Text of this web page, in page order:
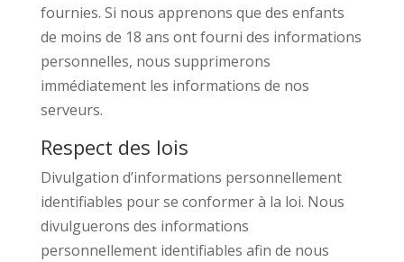
fournies. Si nous apprenons que des enfants
de moins de 18 ans ont fourni des informations
personnelles, nous supprimerons
immédiatement les informations de nos
serveurs.
Respect des lois
Divulgation d’informations personnellement
identifiables pour se conformer à la loi. Nous
divulguerons des informations
personnellement identifiables afin de nous